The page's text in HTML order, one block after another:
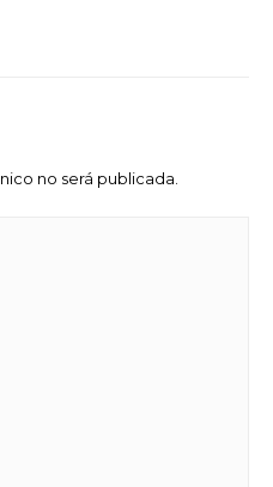
no será publicada.